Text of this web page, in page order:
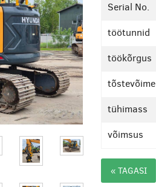
Serial No.
töötunnid
töökõrgus
tõstevõime
tühimass
võimsus
« TAGASI